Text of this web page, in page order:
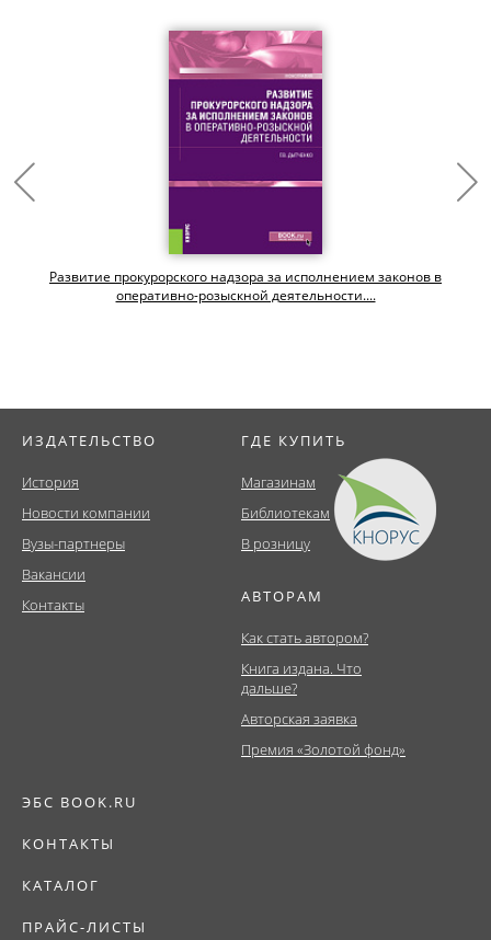
Развитие прокурорского надзора за исполнением законов в
оперативно-розыскной деятельности....
ИЗДАТЕЛЬСТВО
История
Новости компании
Вузы-партнеры
Вакансии
Контакты
ГДЕ КУПИТЬ
Магазинам
Библиотекам
В розницу
АВТОРАМ
Как стать автором?
Книга издана. Что
дальше?
Авторская заявка
Премия «Золотой фонд»
ЭБС BOOK.RU
КОНТАКТЫ
КАТАЛОГ
ПРАЙС-ЛИСТЫ